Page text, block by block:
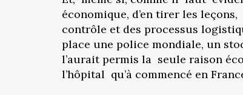
économique, d’en tirer les
contrôle et des processus
place une police mondiale, un
l’aurait permis la seule raison
l’hôpital qu’à commencé en